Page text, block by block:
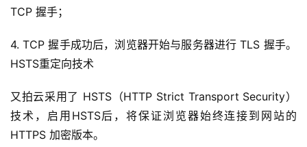
公
告
TCP 握手；
4. TCP 握手成功后，浏览器开始与服务器进行 TLS 握手。
HSTS重定向技术
又拍云采用了 HSTS（HTTP Strict Transport Security）
技术，启用HSTS后，将保证浏览器始终连接到网站的
HTTPS 加密版本。